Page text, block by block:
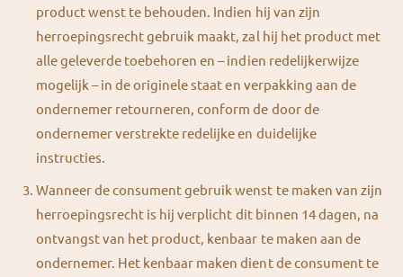
product wenst te behouden. Indien hij van zijn
herroepingsrecht gebruik maakt, zal hij het product met
alle geleverde toebehoren en – indien redelijkerwijze
mogelijk – in de originele staat en verpakking aan de
ondernemer retourneren, conform de door de
ondernemer verstrekte redelijke en duidelijke
instructies.
Wanneer de consument gebruik wenst te maken van zijn
herroepingsrecht is hij verplicht dit binnen 14 dagen, na
ontvangst van het product, kenbaar te maken aan de
ondernemer. Het kenbaar maken dient de consument te